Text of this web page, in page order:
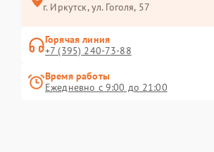
г. Иркутск, ул. ​Гоголя, 57
Горячая линия
+7 (395) 240-73-88
Время работы
Ежедневно с 9:00 до 21:00